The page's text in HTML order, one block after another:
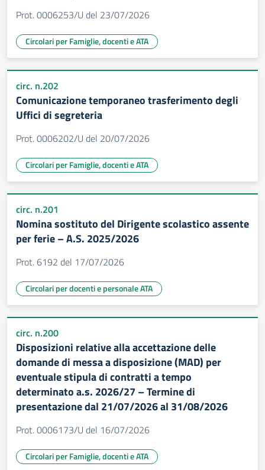
Prot. 0006253/U del 23/07/2026
Circolari per Famiglie, docenti e ATA
circ. n.202
Comunicazione temporaneo trasferimento degli
Uffici di segreteria
Prot. 0006202/U del 20/07/2026
Circolari per Famiglie, docenti e ATA
circ. n.201
Nomina sostituto del Dirigente scolastico assente
per ferie – A.S. 2025/2026
Prot. 6192 del 17/07/2026
Circolari per docenti e personale ATA
circ. n.200
Disposizioni relative alla accettazione delle
domande di messa a disposizione (MAD) per
eventuale stipula di contratti a tempo
determinato a.s. 2026/27 – Termine di
presentazione dal 21/07/2026 al 31/08/2026
Prot. 0006173/U del 16/07/2026
Circolari per Famiglie, docenti e ATA